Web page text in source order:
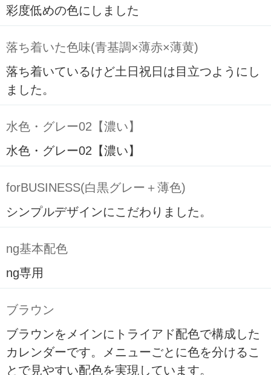
彩度低めの色にしました
落ち着いた色味(青基調×薄赤×薄黄)
落ち着いているけど土日祝日は目立つようにし
ました。
水色・グレー02【濃い】
水色・グレー02【濃い】
forBUSINESS(白黒グレー＋薄色)
シンプルデザインにこだわりました。
ng基本配色
ng専用
ブラウン
ブラウンをメインにトライアド配色で構成した
カレンダーです。メニューごとに色を分けるこ
とで見やすい配色を実現しています。